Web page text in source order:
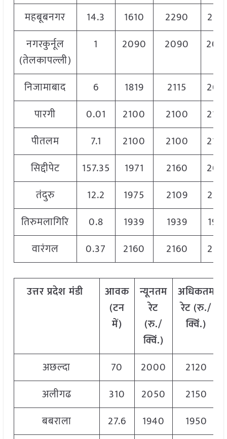
महबूबनगर
14.3 1610 2290
नगरकुर्नूल
(तेलकापल्ली)
1 2090 2090
निजामाबाद 6 1819 2115
पारगी
0.01 2100 2100
पीतलम
7.1 2100 2100
सिद्दीपेट
157.35 1971 2160
तंदुरु
12.2 1975 2109
तिरुमलागिरि
0.8 1939 1939
वारंगल
0.37 2160 2160
उत्तरप्रदेश मंडी
आवक
(टन
में)
न्यूनतम
रेट
(रु./
क्विं.)
अधिकतम
रेट (रु./
क्विं.)
अछल्दा 70 2000 2120
अलीगढ
310 2050 2150
बबराला
27.6 1940
1950